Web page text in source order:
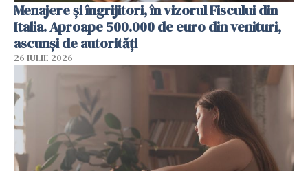
Menajere și îngrijitori, în vizorul Fiscului din
Italia. Aproape 500.000 de euro din venituri,
ascunși de autorități
26 IULIE 2026